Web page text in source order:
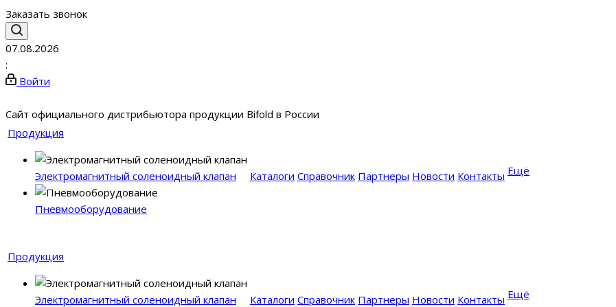
Заказать звонок
07.08.2026
:
Войти
Сайт официального дистрибьютора продукции Bifold в России
Продукция
Электромагнитный соленоидный клапан
Пневмооборудование
Каталоги Справочник Партнеры Новости Контакты Ещё
Продукция
Электромагнитный соленоидный клапан Каталоги Справочник Партнеры Новости Контакты Ещё